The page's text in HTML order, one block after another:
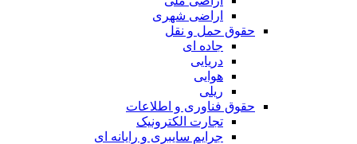
اراضی شهری
حقوق حمل و نقل
جاده ای
دریایی
هوایی
ریلی
حقوق فناوری و اطلاعات
تجارت الکترونیک
جرایم سایبری و رایانه ای